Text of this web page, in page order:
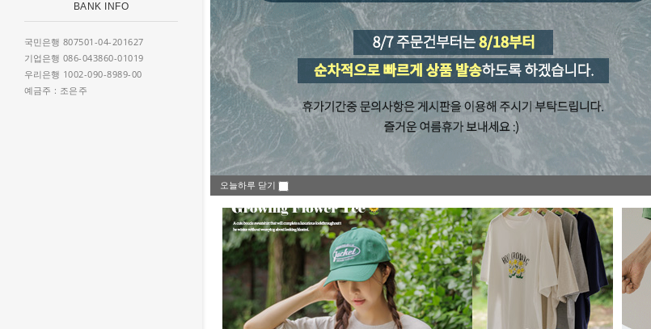
BANK INFO
국민은행 807501-04-201627
기업은행 086-043860-01019
우리은행 1002-090-8989-00
예금주 : 조은주
WEEKLY BEST ITEM
오늘하루 닫기